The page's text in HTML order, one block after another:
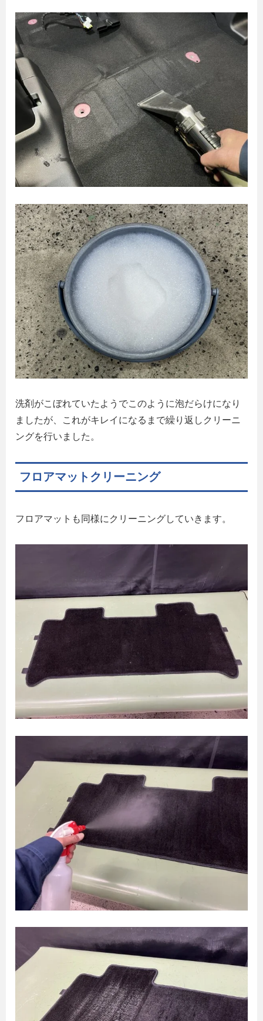
洗剤がこぼれていたようでこのように泡だらけになり
ましたが、これがキレイになるまで繰り返しクリーニ
ングを行いました。
フロアマットクリーニング
フロアマットも同様にクリーニングしていきます。